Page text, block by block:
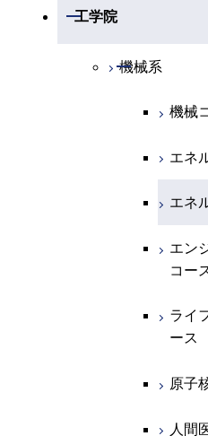
物理学系
物理
物質
化学
エネ
エネ
地球
工学院
開閉
機械系
開閉
機械
エネ
エネ
エン
コー
ライ
ース
原子
人間